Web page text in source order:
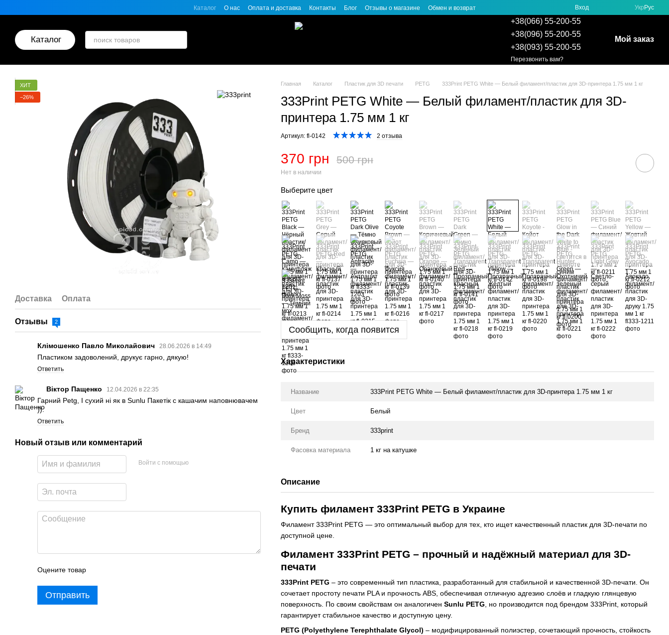
Каталог О нас Оплата и доставка Контакты Блог Отзывы о магазине Обмен и возврат Вход Укр Рус
Каталог
+38(066) 55-200-55
+38(096) 55-200-55
+38(093) 55-200-55
Перезвонить вам?
Мой заказ
ХИТ
−26%
Доставка Оплата
Отзывы 2
Клімошенко Павло Миколайович 28.06.2026 в 14:49
Пластиком задоволений, друкує гарно, дякую!
Ответить
Віктор Пащенко 12.04.2026 в 22:35
Гарний Petg, І сухий ні як в Sunlu Пакетік с кашачим наповнювачем
)).
Ответить
Новый отзыв или комментарий
Войти с помощью
Оцените товар
Отправить
Главная Каталог Пластик для 3D печати PETG 333Print PETG White — Белый филамент/пластик для 3D-принтера 1.75 мм 1 кг
333Print PETG White — Белый филамент/пластик для 3D-
принтера 1.75 мм 1 кг
Артикул: fl-0142 2 отзыва
370 грн 500 грн
Нет в наличии
Выберите цвет
Сообщить, когда появится
Характеристики
Название 333Print PETG White — Белый филамент/пластик для 3D-принтера 1.75 мм 1 кг
Цвет Белый
Бренд 333print
Фасовка материала 1 кг на катушке
Описание
Купить филамент 333Print PETG в Украине
Филамент 333Print PETG — это оптимальный выбор для тех, кто ищет качественный пластик для 3D-печати по
доступной цене.
Филамент 333Print PETG – прочный и надёжный материал для 3D-
печати
333Print PETG – это современный тип пластика, разработанный для стабильной и качественной 3D-печати. Он
сочетает простоту печати PLA и прочность ABS, обеспечивая отличную адгезию слоёв и гладкую глянцевую
поверхность. По своим свойствам он аналогичен Sunlu PETG , но производится под брендом 333Print, который
гарантирует стабильное качество и доступную цену.
PETG (Polyethylene Terephthalate Glycol) – модифицированный полиэстер, сочетающий прочность, стойкость